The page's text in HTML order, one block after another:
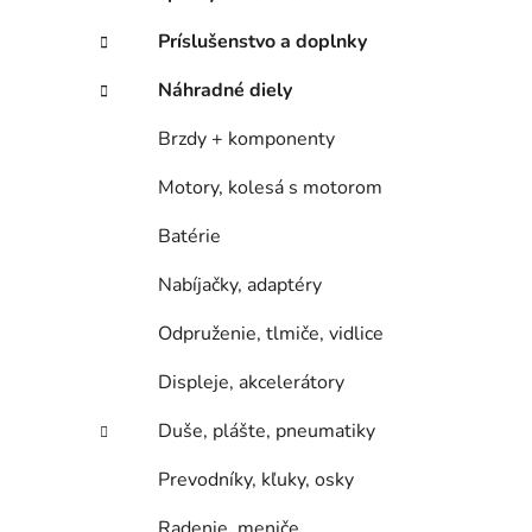
l
Príslušenstvo a doplnky
Náhradné diely
Brzdy + komponenty
Motory, kolesá s motorom
Batérie
Nabíjačky, adaptéry
Odpruženie, tlmiče, vidlice
Displeje, akcelerátory
Duše, plášte, pneumatiky
Prevodníky, kľuky, osky